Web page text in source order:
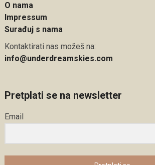
O nama
Impressum
Surađuj s nama
Kontaktirati nas možeš na:
info@underdreamskies.com
Pretplati se na newsletter
Email